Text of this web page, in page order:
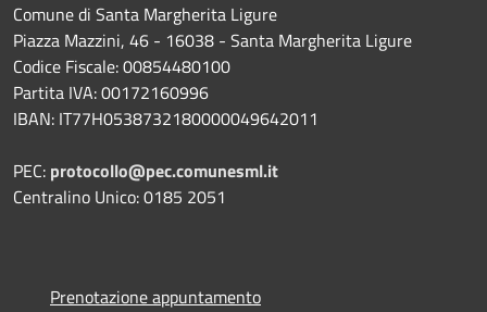
Comune di Santa Margherita Ligure
Piazza Mazzini, 46 - 16038 - Santa Margherita Ligure
Codice Fiscale: 00854480100
Partita IVA: 00172160996
IBAN: IT77H0538732180000049642011
PEC: protocollo@pec.comunesml.it
Centralino Unico: 0185 2051
Prenotazione appuntamento